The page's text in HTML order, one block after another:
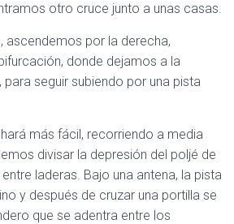
otro cruce junto a unas casas.
ascendemos por la derecha,
donde dejamos a la
para seguir subiendo por una pista
más fácil, recorriendo a media
divisar la depresión del poljé de
laderas. Bajo una antena, la pista
y después de cruzar una portilla se
que se adentra entre los